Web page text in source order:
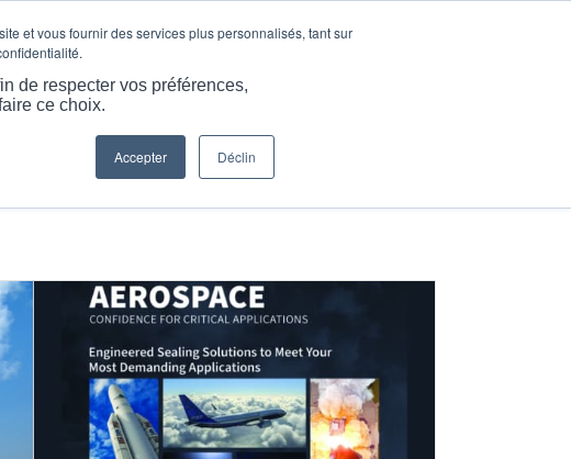
et vous fournir des services plus personnalisés, tant sur
de respecter vos préférences,
ce choix.
Accepter Déclin
SERVICES RESSOURCES
Vous êtes ici :